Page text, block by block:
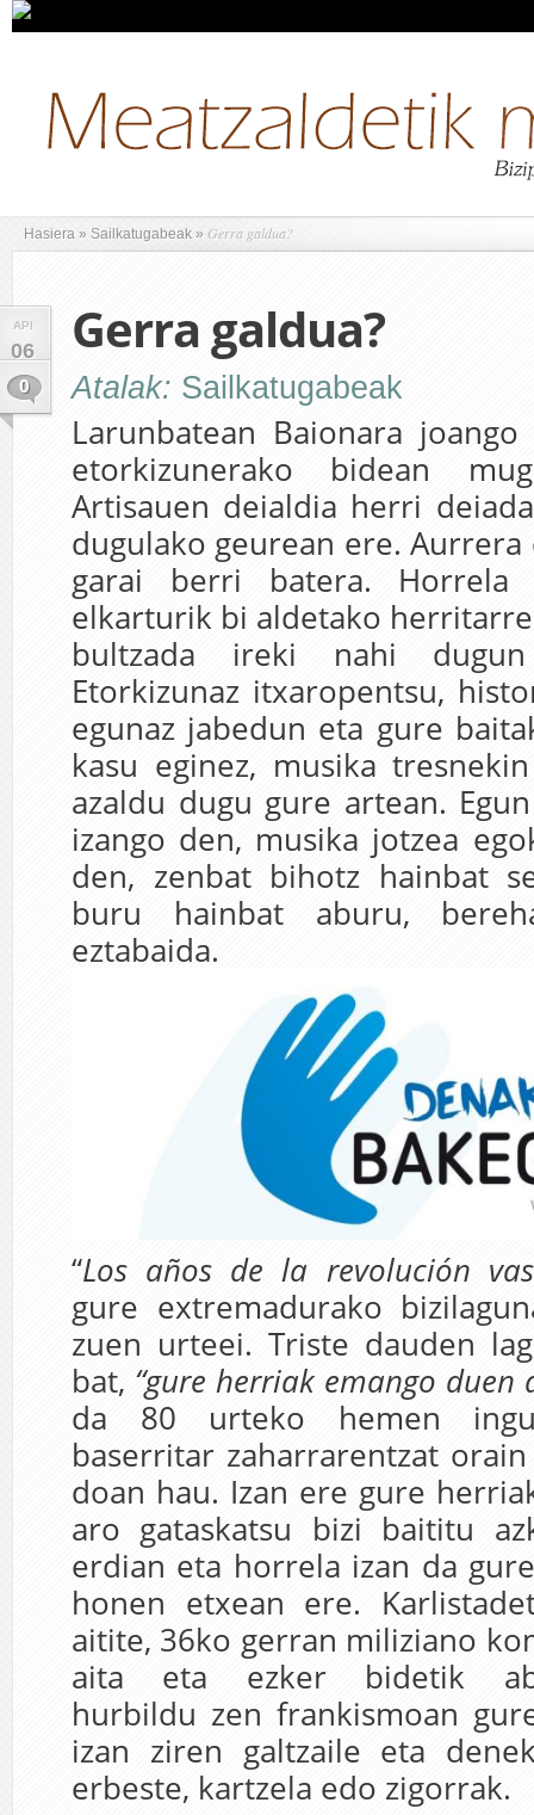
Hasiera » Sailkatugabeak » Gerra galdua?
API
06
0
Gerra galdua?
Atalak: Sailkatugabeak
Larunbatean Baionara
etorkizunerako bidean
Artisauen deialdia herri
dugulako geurean ere.
garai berri batera.
elkarturik bi aldetako
bultzada ireki nahi
Etorkizunaz itxaropentsu,
egunaz jabedun eta gure
kasu eginez, musika
azaldu dugu gure artean.
izango den, musika jotzea
den, zenbat bihotz hainbat
buru hainbat aburu,
eztabaida.
“Los años de la revolución
gure extremadurako
zuen urteei. Triste dauden
bat, “gure herriak emango duen
da 80 urteko hemen
baserritar zaharrarentzat
doan hau. Izan ere gure
aro gataskatsu bizi baititu
erdian eta horrela izan da
honen etxean ere.
aitite, 36ko gerran miliziano
aita eta ezker bidetik
hurbildu zen frankismoan
izan ziren galtzaile eta
erbeste, kartzela edo zigorrak.